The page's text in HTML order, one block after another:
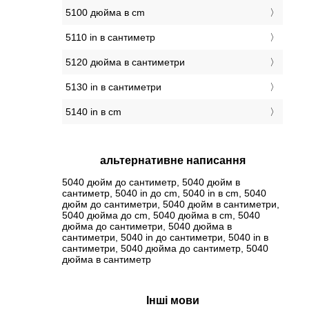
5100 дюйма в cm
5110 in в сантиметр
5120 дюйма в сантиметри
5130 in в сантиметри
5140 in в cm
альтернативне написання
5040 дюйм до сантиметр, 5040 дюйм в
сантиметр, 5040 in до cm, 5040 in в cm, 5040
дюйм до сантиметри, 5040 дюйм в сантиметри,
5040 дюйма до cm, 5040 дюйма в cm, 5040
дюйма до сантиметри, 5040 дюйма в
сантиметри, 5040 in до сантиметри, 5040 in в
сантиметри, 5040 дюйма до сантиметр, 5040
дюйма в сантиметр
Інші мови